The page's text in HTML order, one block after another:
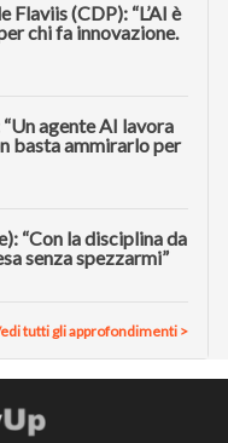
(CDP): “L’AI è
chi fa innovazione.
agente AI lavora
basta ammirarlo per
“Con la disciplina da
senza spezzarmi”
tutti gli approfondimenti >